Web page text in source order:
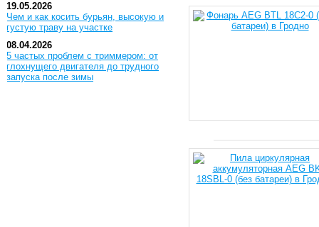
19.05.2026
Чем и как косить бурьян, высокую и
густую траву на участке
08.04.2026
5 частых проблем с триммером: от
глохнущего двигателя до трудного
запуска после зимы